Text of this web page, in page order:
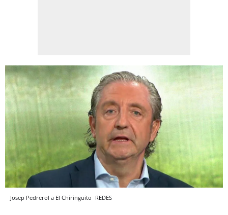
Josep Pedrerol a El Chiringuito REDES